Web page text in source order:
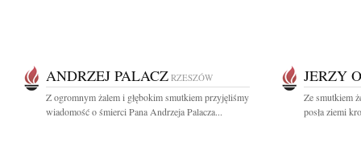
ANDRZEJ PALACZ RZESZÓW
Z ogromnym żalem i głębokim smutkiem przyjęliśmy
wiadomość o śmierci Pana Andrzeja Palacza...
JERZY
Ze smutkiem
posła ziemi